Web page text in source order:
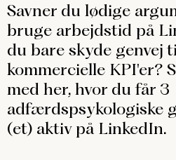
Savner du lødige
bruge arbejdstid på
du bare skyde genvej
kommercielle KPI'er?
med her, hvor du får 3
adfærdspsykologiske
(et) aktiv på LinkedIn.